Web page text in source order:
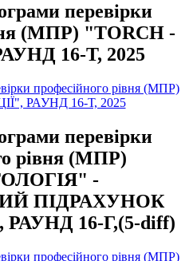
перевірки
(МПР) "TORCH -
16-Т, 2025
перевірки
рівня (МПР)
-
ПІДРАХУНОК
16-Г,(5-diff)